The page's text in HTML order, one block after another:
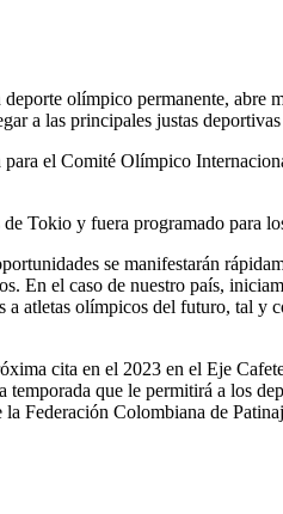
olímpico permanente, abre
a las principales justas
para el Comité Olímpico
Tokio y fuera programado para
se manifestarán
En el caso de nuestro país,
a atletas olímpicos del futuro, tal y
cita en el 2023 en el Eje
que le permitirá a los
Federación Colombiana de